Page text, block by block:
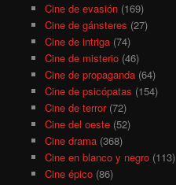
Cine de evasión(169)
Cine de gánsteres (27)
Cine de intriga(74)
Cine de misterio(46)
Cine de propaganda(64)
Cine de psicópatas (154)
Cine de terror(72)
Cine del oeste(52)
Cine drama(368)
Cine en blanco y negro(113)
Cine épico(86)